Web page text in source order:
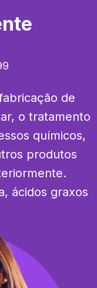
de
o tratamento
químicos,
produtos
ácidos graxos